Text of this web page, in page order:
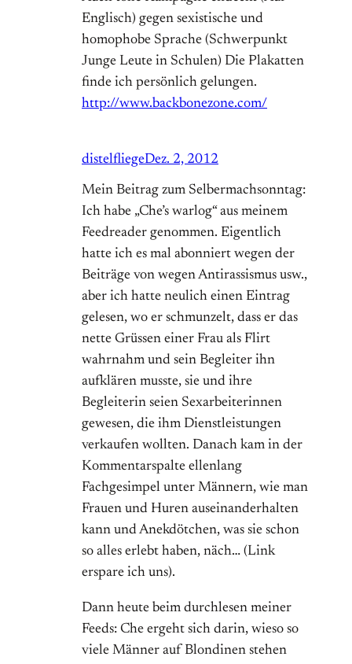
Englisch) gegen sexistische und
homophobe Sprache (Schwerpunkt
Junge Leute in Schulen) Die Plakatten
finde ich persönlich gelungen.
http://www.backbonezone.com/
distelfliegeDez. 2, 2012
Mein Beitrag zum Selbermachsonntag:
Ich habe „Che’s warlog“ aus meinem
Feedreader genommen. Eigentlich
hatte ich es mal abonniert wegen der
Beiträge von wegen Antirassismus usw.,
aber ich hatte neulich einen Eintrag
gelesen, wo er schmunzelt, dass er das
nette Grüssen einer Frau als Flirt
wahrnahm und sein Begleiter ihn
aufklären musste, sie und ihre
Begleiterin seien Sexarbeiterinnen
gewesen, die ihm Dienstleistungen
verkaufen wollten. Danach kam in der
Kommentarspalte ellenlang
Fachgesimpel unter Männern, wie man
Frauen und Huren auseinanderhalten
kann und Anekdötchen, was sie schon
so alles erlebt haben, näch… (Link
erspare ich uns).
Dann heute beim durchlesen meiner
Feeds: Che ergeht sich darin, wieso so
viele Männer auf Blondinen stehen